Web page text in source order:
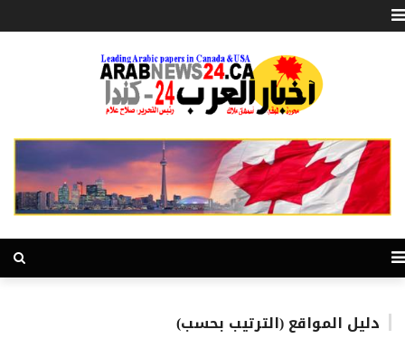
دليل المواقع (الترتيب بحسب)